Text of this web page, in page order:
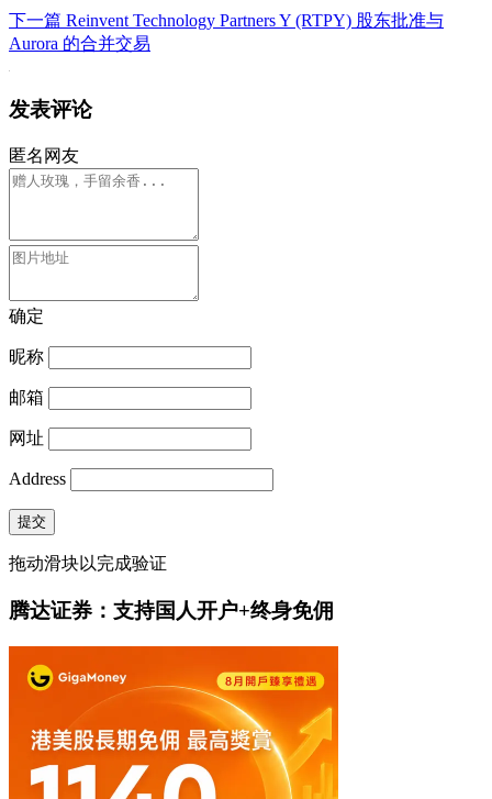
下一篇 Reinvent Technology Partners Y (RTPY) 股东批准与
Aurora 的合并交易
发表评论
匿名网友
确定
昵称
邮箱
网址
Address
提交
拖动滑块以完成验证
腾达证券：支持国人开户+终身免佣